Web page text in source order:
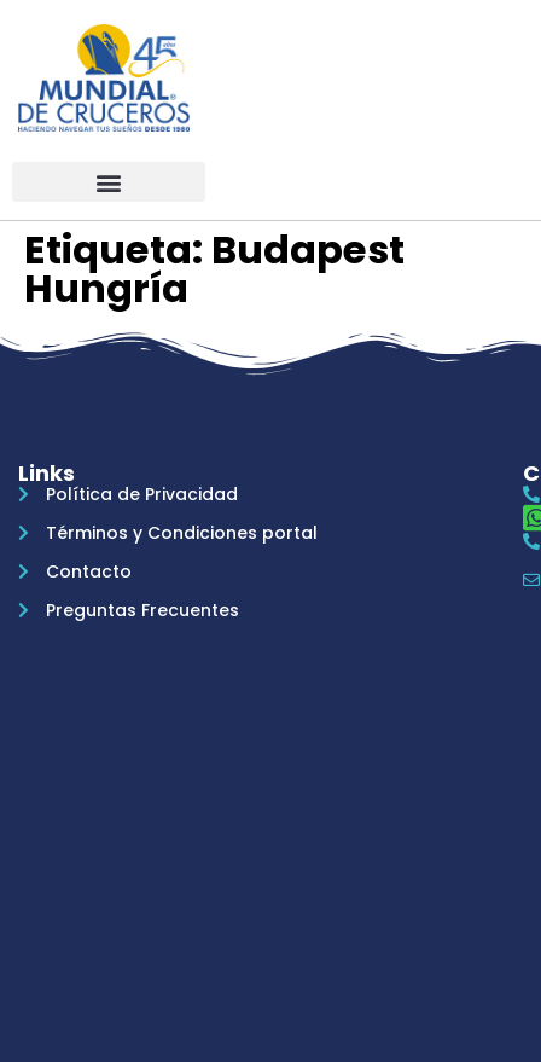
Etiqueta: Budapest
Hungría
Links
Política de Privacidad
Términos y Condiciones portal
Contacto
Preguntas Frecuentes